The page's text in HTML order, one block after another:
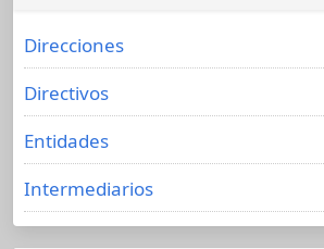
Direcciones
Directivos
Entidades
Intermediarios